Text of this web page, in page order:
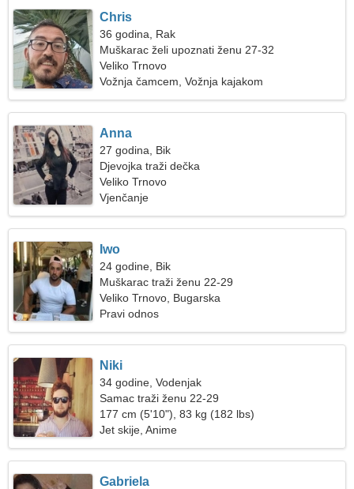
Chris
36 godina, Rak
Muškarac želi upoznati ženu 27-32
Veliko Trnovo
Vožnja čamcem, Vožnja kajakom
Anna
27 godina, Bik
Djevojka traži dečka
Veliko Trnovo
Vjenčanje
Iwo
24 godine, Bik
Muškarac traži ženu 22-29
Veliko Trnovo, Bugarska
Pravi odnos
Niki
34 godine, Vodenjak
Samac traži ženu 22-29
177 cm (5'10"), 83 kg (182 lbs)
Jet skije, Anime
Gabriela